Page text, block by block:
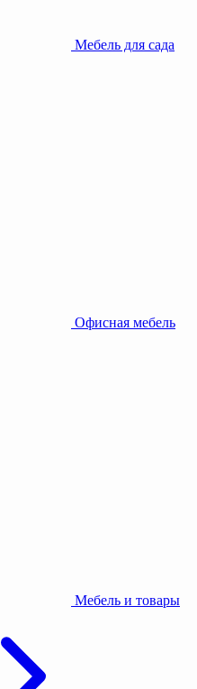
Мебель для сада
Офисная мебель
Мебель и товары